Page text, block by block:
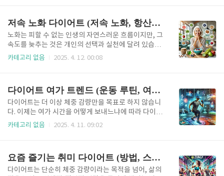
증가하지 않으며, 심지어..
니다. 그 중심에 바로 항노화 다이어트(Anti-aging Di
et)가 있습니다.항노화 다이어트는 단순히 칼로리를 줄
여 살을 빼는 방식이 아닌, 세포 단위의 회복과 재생을
촉진하고, 염증과 산화 스트레스를 줄이는 데 초점을 맞
춘 건강 중심의 식이요법입니다. 이는 기존의 ‘일반 다
다...
저속 노화 다이어트 (저속 노화, 항산화 식품, 실천 방법 )
노화는 피할 수 없는 인생의 자연스러운 흐름이지만, 그
속도를 늦추는 것은 개인의 선택과 실천에 달려 있습니
다. 특히 2025년을 맞이하며 건강한 노화, 이른바 '웰에
정성까지 아우르는 건강 전략이 주목받고 있는 것이죠.
이러한 흐름 속에서 등장한 개념이 바로 저속 노화 다이
어트입니다. 단순한 체중 감량이 아니라 노화의 근본 원
인을 억제하고, 세포의 재생력을 유지하는 식이요법으
로서, 과학적 근거와 실천 가능한 방법이 결합된 최신
상에서 ..
카테고리 없음 2025. 4. 12. 00:08
다이어트 여가 트렌드 (운동 루틴, 여가 활용, 라이프스타일 변화)
다이어트는 더 이상 체중 감량만을 목표로 하지 않습니
다. 이제는 여가 시간을 어떻게 보내느냐에 따라 다이어
트의 지속성과 성공 여부가 달라지는 시대입니다. 운동
는 최신 다이어트 운동 루틴, 여가 시간의 활용 트렌드,
그리고 그로 인한 라이프스타일의 재편성까지 깊이 있
카테고리 없음 2025. 4. 11. 09:02
요즘 즐기는 취미 다이어트 (방법, 스트레스 해소, 선택 기준)
다이어트는 단순히 체중 감량이라는 목적을 넘어, 삶의